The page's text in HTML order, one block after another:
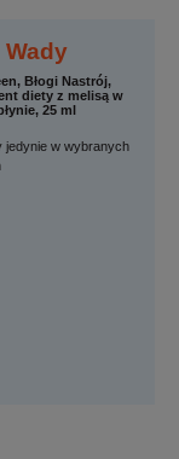
Wady
Błogi Nastrój,
diety z melisą w
25 ml
jedynie w wybranych